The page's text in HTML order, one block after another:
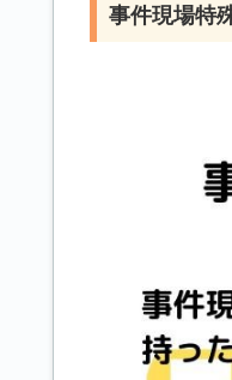
事件現場特